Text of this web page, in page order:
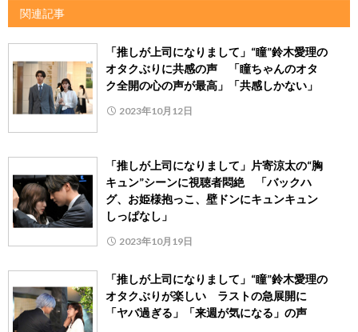
関連記事
「推しが上司になりまして」“瞳”鈴木愛理の
オタクぶりに共感の声 「瞳ちゃんのオタ
ク全開の心の声が最高」「共感しかない」
2023年10月12日
「推しが上司になりまして」片寄涼太の“胸
キュン”シーンに視聴者悶絶 「バックハ
グ、お姫様抱っこ、壁ドンにキュンキュン
しっぱなし」
2023年10月19日
「推しが上司になりまして」“瞳”鈴木愛理の
オタクぶりが楽しい ラストの急展開に
「ヤバ過ぎる」「来週が気になる」の声